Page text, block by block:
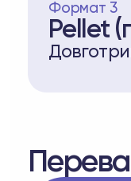
Формат 3
Pellet